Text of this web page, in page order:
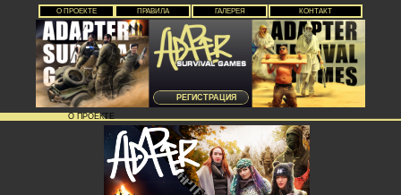
О ПРОЕКТЕ ПРАВИЛА ГАЛЕРЕЯ КОНТАКТ
РЕГИСТРАЦИЯ
О ПРОЕКТЕ